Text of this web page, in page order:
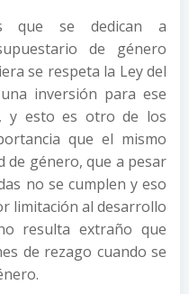
que se dedican a
de género
se respeta la Ley del
inversión para ese
y esto es otro de los
que el mismo
de género, que a pesar
no se cumplen y eso
limitación al desarrollo
resulta extraño que
de rezago cuando se